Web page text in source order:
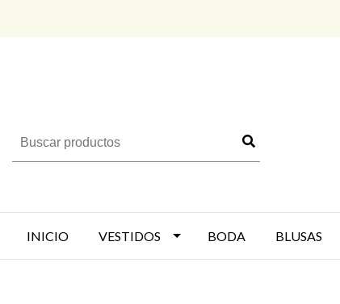
INICIO VESTIDOS BODA BLUSAS